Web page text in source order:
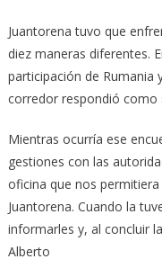
Juantorena tuvo que
diez maneras diferentes.
participación de Rumania
corredor respondió como
Mientras ocurría ese
gestiones con las
oficina que nos
Juantorena. Cuando la
informarles y, al concluir
Alberto